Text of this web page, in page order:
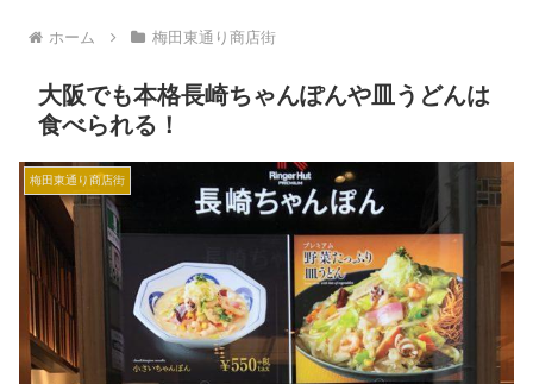
ホーム 梅田東通り商店街
大阪でも本格長崎ちゃんぽんや皿うどんは
食べられる！
梅田東通り商店街